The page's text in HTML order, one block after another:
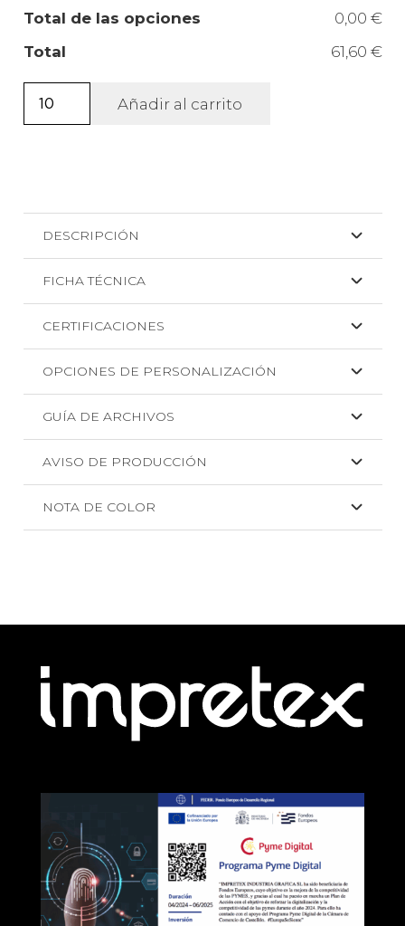
Total de las opciones
0,00 €
Total
61,60 €
Bolsa
algodón
para
dos
botellas
Añadir al carrito
DESCRIPCIÓN
FICHA TÉCNICA
CERTIFICACIONES
OPCIONES DE PERSONALIZACIÓN
GUÍA DE ARCHIVOS
AVISO DE PRODUCCIÓN
NOTA DE COLOR